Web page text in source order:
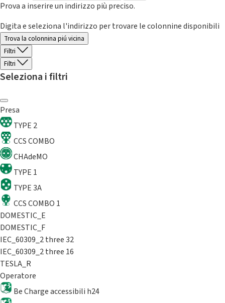
Prova a inserire un indirizzo più preciso.
Digita e seleziona l'indirizzo per trovare le colonnine disponibili
Trova la colonnina piú vicina
Filtri
Filtri
Seleziona i filtri
Presa
TYPE 2
CCS COMBO
CHAdeMO
TYPE 1
TYPE 3A
CCS COMBO 1
DOMESTIC_E
DOMESTIC_F
IEC_60309_2 three 32
IEC_60309_2 three 16
TESLA_R
Operatore
Be Charge accessibili h24